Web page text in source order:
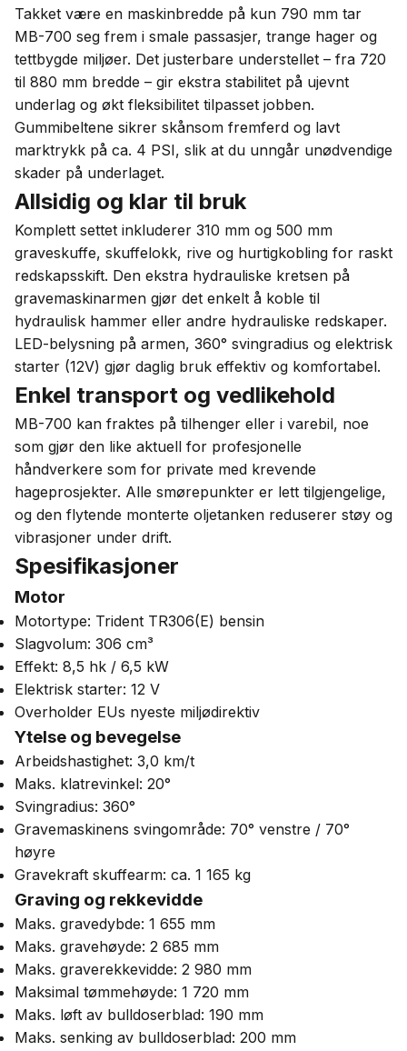
Takket være en maskinbredde på kun 790 mm tar
MB-700 seg frem i smale passasjer, trange hager og
tettbygde miljøer. Det justerbare understellet – fra 720
til 880 mm bredde – gir ekstra stabilitet på ujevnt
underlag og økt fleksibilitet tilpasset jobben.
Gummibeltene sikrer skånsom fremferd og lavt
marktrykk på ca. 4 PSI, slik at du unngår unødvendige
skader på underlaget.
Allsidig og klar til bruk
Komplett settet inkluderer 310 mm og 500 mm
graveskuffe, skuffelokk, rive og hurtigkobling for raskt
redskapsskift. Den ekstra hydrauliske kretsen på
gravemaskinarmen gjør det enkelt å koble til
hydraulisk hammer eller andre hydrauliske redskaper.
LED-belysning på armen, 360° svingradius og elektrisk
starter (12V) gjør daglig bruk effektiv og komfortabel.
Enkel transport og vedlikehold
MB-700 kan fraktes på tilhenger eller i varebil, noe
som gjør den like aktuell for profesjonelle
håndverkere som for private med krevende
hageprosjekter. Alle smørepunkter er lett tilgjengelige,
og den flytende monterte oljetanken reduserer støy og
vibrasjoner under drift.
Spesifikasjoner
Motor
Motortype: Trident TR306(E) bensin
Slagvolum: 306 cm³
Effekt: 8,5 hk / 6,5 kW
Elektrisk starter: 12 V
Overholder EUs nyeste miljødirektiv
Ytelse og bevegelse
Arbeidshastighet: 3,0 km/t
Maks. klatrevinkel: 20°
Svingradius: 360°
Gravemaskinens svingområde: 70° venstre / 70°
høyre
Gravekraft skuffearm: ca. 1 165 kg
Graving og rekkevidde
Maks. gravedybde: 1 655 mm
Maks. gravehøyde: 2 685 mm
Maks. graverekkevidde: 2 980 mm
Maksimal tømmehøyde: 1 720 mm
Maks. løft av bulldoserblad: 190 mm
Maks. senking av bulldoserblad: 200 mm